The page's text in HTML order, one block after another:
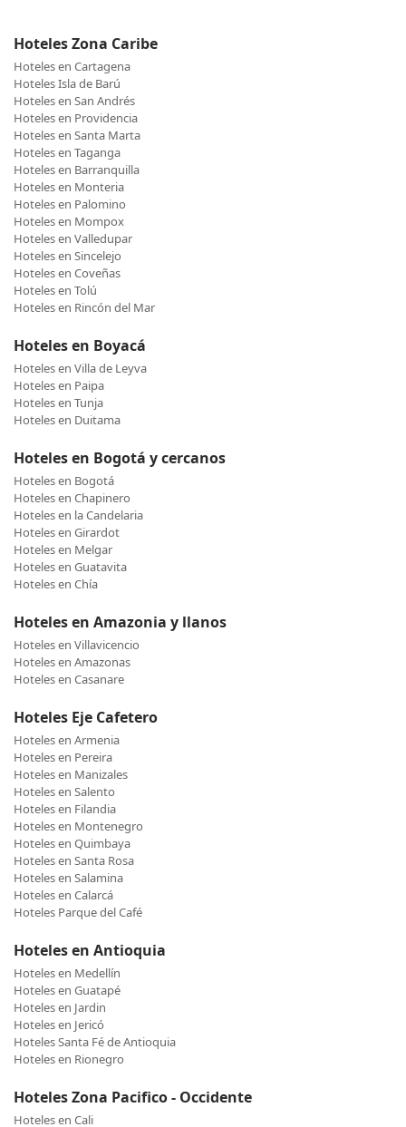
Hoteles Zona Caribe
Hoteles en Cartagena
Hoteles Isla de Barú
Hoteles en San Andrés
Hoteles en Providencia
Hoteles en Santa Marta
Hoteles en Taganga
Hoteles en Barranquilla
Hoteles en Monteria
Hoteles en Palomino
Hoteles en Mompox
Hoteles en Valledupar
Hoteles en Sincelejo
Hoteles en Coveñas
Hoteles en Tolú
Hoteles en Rincón del Mar
Hoteles en Boyacá
Hoteles en Villa de Leyva
Hoteles en Paipa
Hoteles en Tunja
Hoteles en Duitama
Hoteles en Bogotá y cercanos
Hoteles en Bogotá
Hoteles en Chapinero
Hoteles en la Candelaria
Hoteles en Girardot
Hoteles en Melgar
Hoteles en Guatavita
Hoteles en Chía
Hoteles en Amazonia y llanos
Hoteles en Villavicencio
Hoteles en Amazonas
Hoteles en Casanare
Hoteles Eje Cafetero
Hoteles en Armenia
Hoteles en Pereira
Hoteles en Manizales
Hoteles en Salento
Hoteles en Filandia
Hoteles en Montenegro
Hoteles en Quimbaya
Hoteles en Santa Rosa
Hoteles en Salamina
Hoteles en Calarcá
Hoteles Parque del Café
Hoteles en Antioquia
Hoteles en Medellín
Hoteles en Guatapé
Hoteles en Jardin
Hoteles en Jericó
Hoteles Santa Fé de Antioquia
Hoteles en Rionegro
Hoteles Zona Pacifico - Occidente
Hoteles en Cali